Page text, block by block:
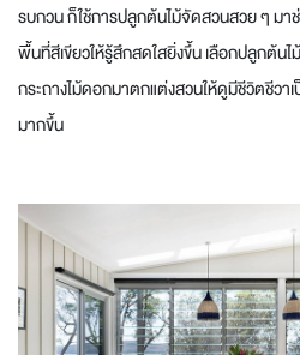
รบกวน ก็ใช้การปลูกต้นไม้จัดสวนสวย ๆ มา
พื้นที่สีเขียวให้รู้สึกสดใสยิ่งขึ้น เลือกปลูกต้
กระถางไม้ดอกมาตกแต่งสวนให้ดูมีชีวิตชีวาเ
มากขึ้น